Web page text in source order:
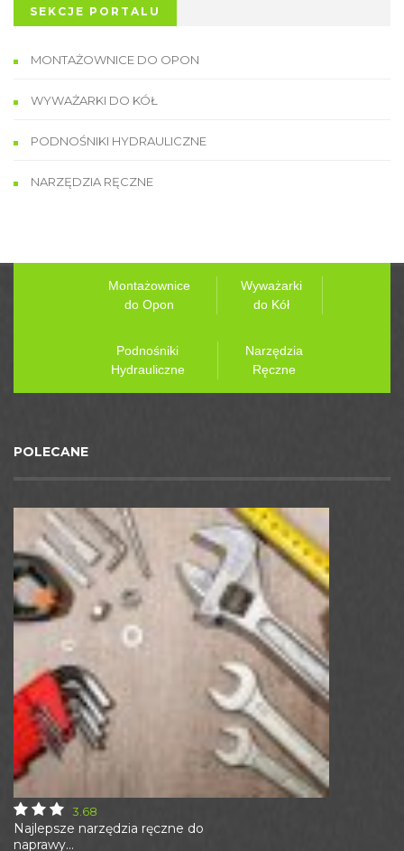
SEKCJE PORTALU
MONTAŻOWNICE DO OPON
WYWAŻARKI DO KÓŁ
PODNOŚNIKI HYDRAULICZNE
NARZĘDZIA RĘCZNE
Montażownice
do Opon
Wyważarki
do Kół
Podnośniki
Hydrauliczne
Narzędzia
Ręczne
POLECANE
Najlepsze narzędzia ręczne do
naprawy...
3.68